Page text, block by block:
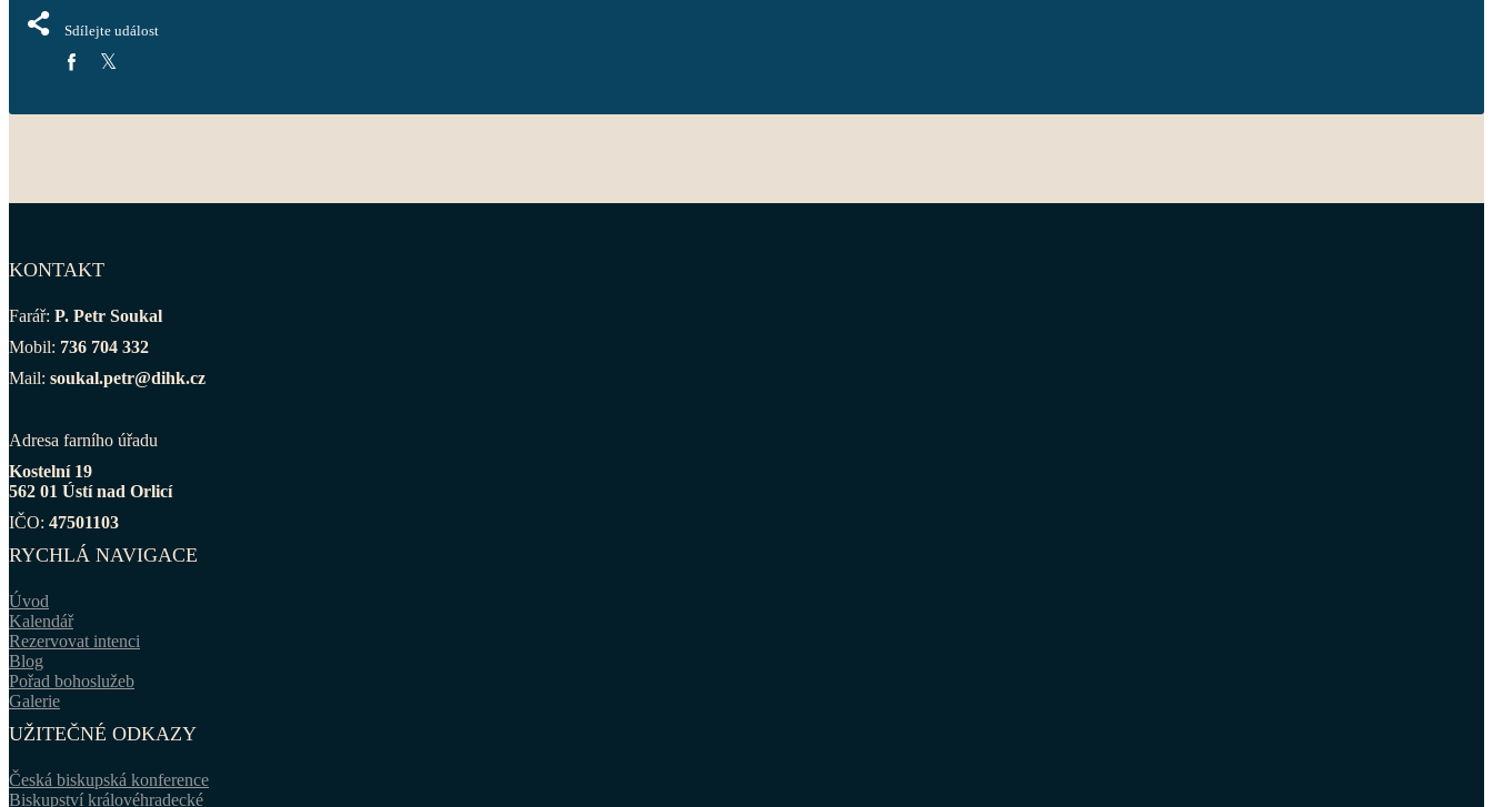
Sdílejte událost
KONTAKT
Farář: P. Petr Soukal
Mobil: 736 704 332
Mail: soukal.petr@dihk.cz
Adresa farního úřadu
Kostelní 19
562 01 Ústí nad Orlicí
IČO: 47501103
RYCHLÁ NAVIGACE
Úvod
Kalendář
Rezervovat intenci
Blog
Pořad bohoslužeb
Galerie
UŽITEČNÉ ODKAZY
Česká biskupská konference
Biskupství královéhradecké